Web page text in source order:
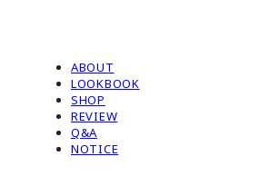
ABOUT
LOOKBOOK
SHOP
REVIEW
Q&A
NOTICE